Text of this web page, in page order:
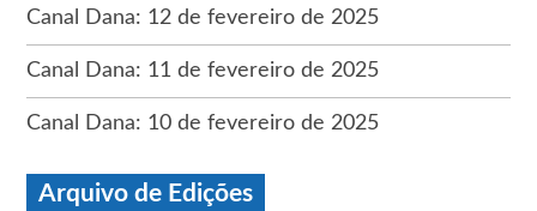
Canal Dana: 12 de fevereiro de 2025
Canal Dana: 11 de fevereiro de 2025
Canal Dana: 10 de fevereiro de 2025
Arquivo de Edições